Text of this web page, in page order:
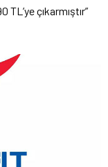
TL’ye çıkarmıştır”